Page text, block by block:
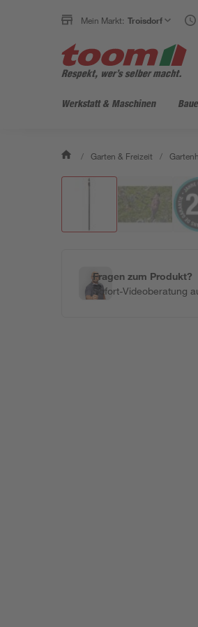
Mein Markt: Troisdorf
Werkstatt & Maschinen
/ Garten & Freizeit /
Fragen zum Produkt?
Sofort-Videoberatung